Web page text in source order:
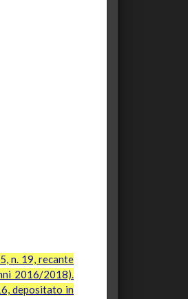
n. 19, recante
2016/2018).
depositato in